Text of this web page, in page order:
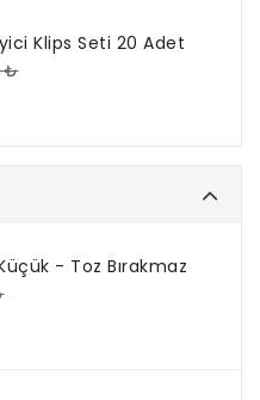
Klips Seti 20 Adet
₺
- Toz Bırakmaz